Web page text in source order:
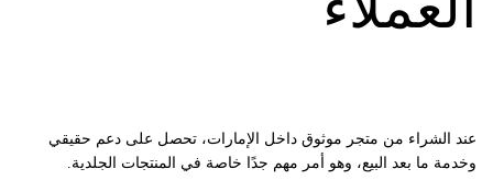
عند الشراء من متجر موثوق داخل الإمارات، تحصل على دعم حقيقي
وخدمة ما بعد البيع، وهو أمر مهم جدًا خاصة في المنتجات الجلدية.